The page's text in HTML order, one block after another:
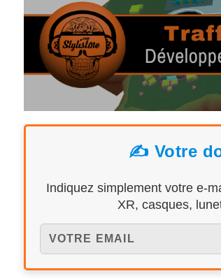
✍️ Votre
Indiquez simplement votre e-
XR, casques,